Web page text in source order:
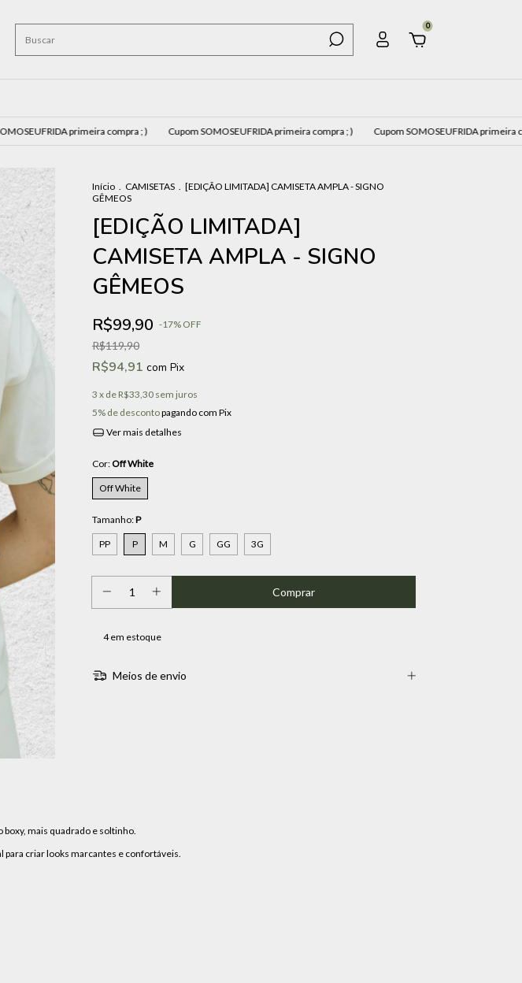
0
primeira compra ; ) Cupom SOMOSEUFRIDA primeira compra ; ) Cupom SOMOSEUFRIDA primeira compra ; )
Início . CAMISETAS . [EDIÇÃO LIMITADA] CAMISETA AMPLA - SIGNO
GÊMEOS
[EDIÇÃO LIMITADA]
CAMISETA AMPLA - SIGNO
GÊMEOS
R$99,90 -17% OFF
R$119,90
R$94,91 com Pix
3 x de R$33,30 sem juros
5% de descontopagando com Pix
Ver mais detalhes
Cor:Off White
Off White
Tamanho:P
PP P M G GG 3G
4em estoque
Meios de envio
mais quadrado e soltinho.
para criar looks marcantes e confortáveis.